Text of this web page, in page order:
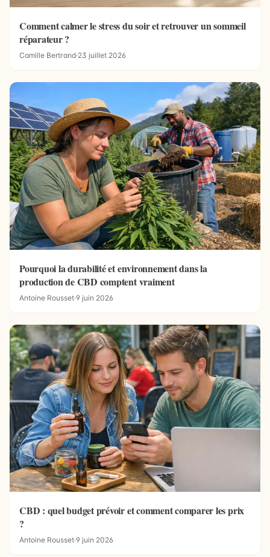
Comment calmer le stress du soir et retrouver un sommeil
réparateur ?
Camille Bertrand·23 juillet 2026
Pourquoi la durabilité et environnement dans la
production de CBD comptent vraiment
Antoine Rousset·9 juin 2026
CBD : quel budget prévoir et comment comparer les prix
?
Antoine Rousset·9 juin 2026